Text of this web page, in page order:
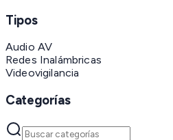
Tipos
Audio AV
Redes Inalámbricas
Videovigilancia
Categorías